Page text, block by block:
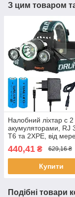
З цим товаром
Налобний ліхтар с 2
акумуляторами, RJ
Т6 та 2XPE, від
Акумуляторний
на голову
440,41 ₴ 629,16 ₴
Купити
Подібні товари